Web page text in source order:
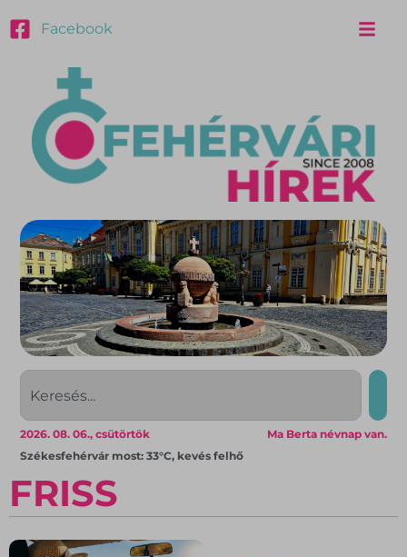
Facebook
Ma Berta névnap van.
2026. 08. 06., csütörtök
Székesfehérvár most: 33°C, kevés felhő
FRISS